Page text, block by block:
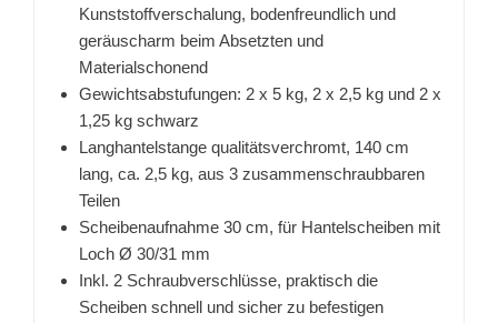
Kunststoffverschalung, bodenfreundlich und
geräuscharm beim Absetzten und
Materialschonend
Gewichtsabstufungen: 2 x 5 kg, 2 x 2,5 kg und 2 x
1,25 kg schwarz
Langhantelstange qualitätsverchromt, 140 cm
lang, ca. 2,5 kg, aus 3 zusammenschraubbaren
Teilen
Scheibenaufnahme 30 cm, für Hantelscheiben mit
Loch Ø 30/31 mm
Inkl. 2 Schraubverschlüsse, praktisch die
Scheiben schnell und sicher zu befestigen